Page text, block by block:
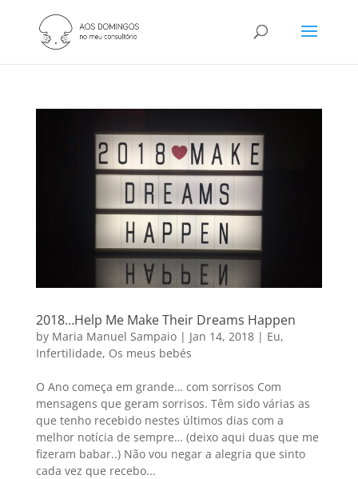
2018…Help Me Make Their Dreams Happen
by Maria Manuel Sampaio| Jan 14, 2018| Eu,
Infertilidade, Os meus bebés
O Ano começa em grande… com sorrisos Com
mensagens que geram sorrisos. Têm sido várias as
que tenho recebido nestes últimos dias com a
melhor notícia de sempre… (deixo aqui duas que me
fizeram babar..) Não vou negar a alegria que sinto
cada vez que recebo...